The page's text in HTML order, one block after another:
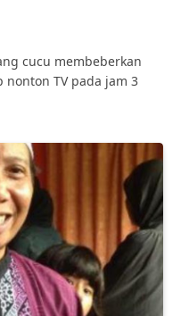
cucu membeberkan
nonton TV pada jam 3